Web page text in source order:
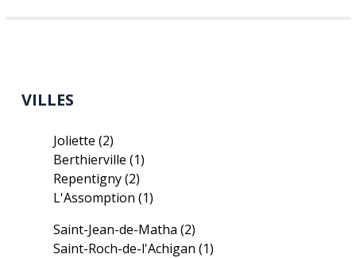
VILLES
Joliette(2)
Berthierville(1)
Repentigny(2)
L'Assomption(1)
Saint-Jean-de-Matha(2)
Saint-Roch-de-l'Achigan(1)